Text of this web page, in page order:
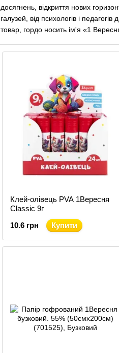
досягнень, відкриття нових
галузей, від психологів і
товар, гордо носить ім'я «1
Клей-олівець PVA 1Вересня
Classic 9г
10.6 грн
Купити